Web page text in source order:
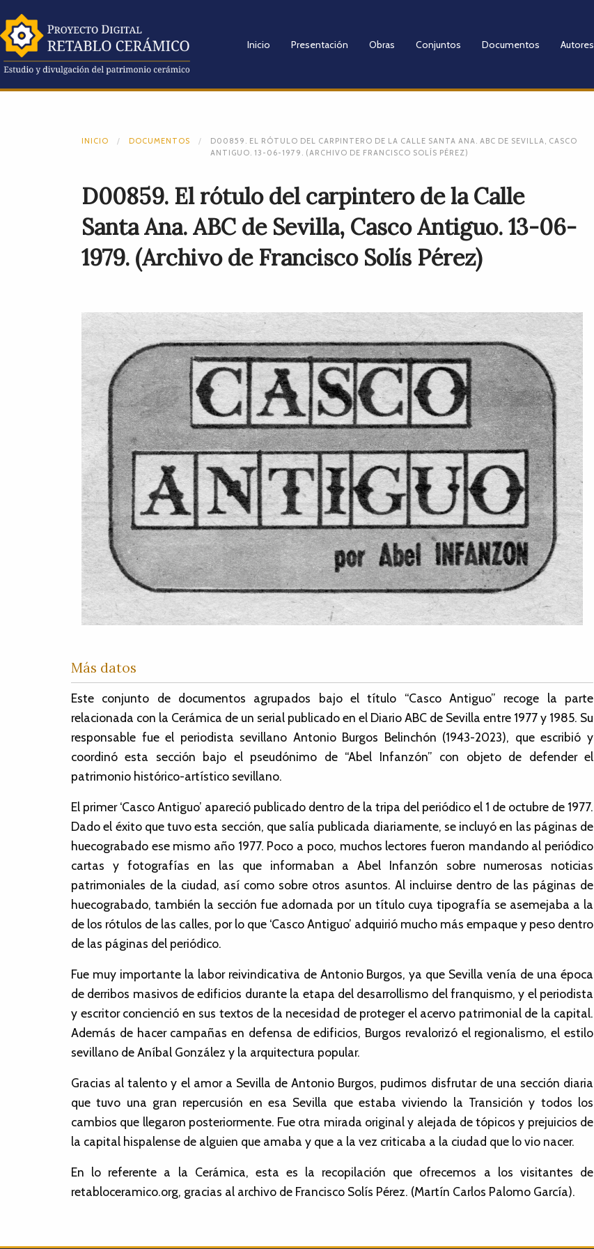
Inicio Presentación Obras Conjuntos Documentos Autores
INICIO DOCUMENTOS
D00859. EL RÓTULO DEL CARPINTERO DE LA CALLE SANTA ANA. ABC DE SEVILLA, CASCO
ANTIGUO. 13-06-1979. (ARCHIVO DE FRANCISCO SOLÍS PÉREZ)
D00859. El rótulo del carpintero de la Calle
Santa Ana. ABC de Sevilla, Casco Antiguo. 13-06-
1979. (Archivo de Francisco Solís Pérez)
Más datos
Este conjunto de documentos agrupados bajo el título “Casco Antiguo” recoge la parte
relacionada con la Cerámica de un serial publicado en el Diario ABC de Sevilla entre 1977 y 1985. Su
responsable fue el periodista sevillano Antonio Burgos Belinchón (1943-2023), que escribió y
coordinó esta sección bajo el pseudónimo de “Abel Infanzón” con objeto de defender el
patrimonio histórico-artístico sevillano.
El primer ‘Casco Antiguo’ apareció publicado dentro de la tripa del periódico el 1 de octubre de 1977.
Dado el éxito que tuvo esta sección, que salía publicada diariamente, se incluyó en las páginas de
huecograbado ese mismo año 1977. Poco a poco, muchos lectores fueron mandando al periódico
cartas y fotografías en las que informaban a Abel Infanzón sobre numerosas noticias
patrimoniales de la ciudad, así como sobre otros asuntos. Al incluirse dentro de las páginas de
huecograbado, también la sección fue adornada por un título cuya tipografía se asemejaba a la
de los rótulos de las calles, por lo que ‘Casco Antiguo’ adquirió mucho más empaque y peso dentro
de las páginas del periódico.
Fue muy importante la labor reivindicativa de Antonio Burgos, ya que Sevilla venía de una época
de derribos masivos de edificios durante la etapa del desarrollismo del franquismo, y el periodista
y escritor concienció en sus textos de la necesidad de proteger el acervo patrimonial de la capital.
Además de hacer campañas en defensa de edificios, Burgos revalorizó el regionalismo, el estilo
sevillano de Aníbal González y la arquitectura popular.
Gracias al talento y el amor a Sevilla de Antonio Burgos, pudimos disfrutar de una sección diaria
que tuvo una gran repercusión en esa Sevilla que estaba viviendo la Transición y todos los
cambios que llegaron posteriormente. Fue otra mirada original y alejada de tópicos y prejuicios de
la capital hispalense de alguien que amaba y que a la vez criticaba a la ciudad que lo vio nacer.
En lo referente a la Cerámica, esta es la recopilación que ofrecemos a los visitantes de
retabloceramico.org, gracias al archivo de Francisco Solís Pérez. (Martín Carlos Palomo García).